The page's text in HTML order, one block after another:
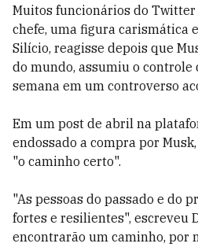
Muitos funcionários do Twitter
chefe, uma figura carismática
Silício, reagisse depois que
do mundo, assumiu o
semana em um controverso
Em um post de abril na
endossado a compra por
"o caminho certo".
"As pessoas do passado e do
fortes e resilientes", escreveu
encontrarão um caminho, por